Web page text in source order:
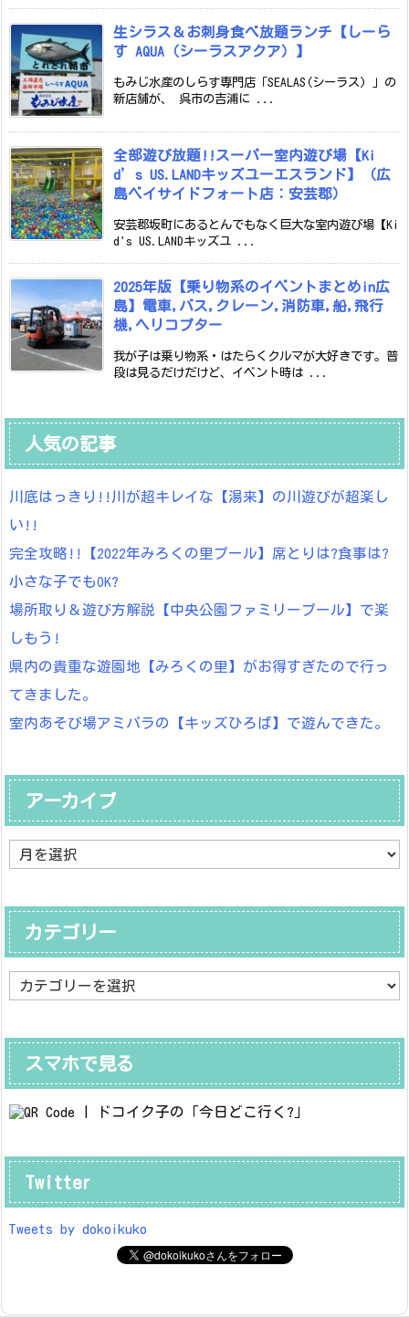
生シラス＆お刺身食べ放題ランチ【しーら
す AQUA（シーラスアクア）】
もみじ水産のしらす専門店「SEALAS(シーラス) 」の
新店舗が、 呉市の吉浦に ...
全部遊び放題!!スーパー室内遊び場【Ki
d’s US.LANDキッズユーエスランド】（広
島ベイサイドフォート店：安芸郡）
安芸郡坂町にあるとんでもなく巨大な室内遊び場【Ki
d's US.LANDキッズユ ...
2025年版【乗り物系のイベントまとめin広
島】電車,バス,クレーン,消防車,船,飛行
機,ヘリコプター
我が子は乗り物系・はたらくクルマが大好きです。普
段は見るだけだけど、イベント時は ...
人気の記事
川底はっきり!!川が超キレイな【湯来】の川遊びが超楽し
い!!
完全攻略!!【2022年みろくの里プール】席とりは?食事は?
小さな子でもOK?
場所取り＆遊び方解説【中央公園ファミリープール】で楽
しもう!
県内の貴重な遊園地【みろくの里】がお得すぎたので行っ
てきました。
室内あそび場アミパラの【キッズひろば】で遊んできた。
アーカイブ
ア
ー
ブ
カテゴリー
テ
ー
スマホで見る
Twitter
Tweets by dokoikuko